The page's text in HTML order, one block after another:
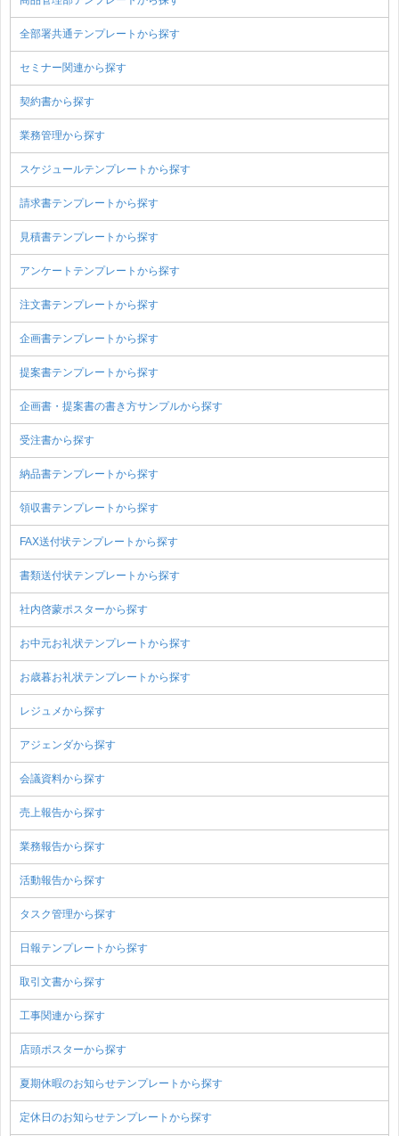
全部署共通テンプレートから探す
セミナー関連から探す
契約書から探す
業務管理から探す
スケジュールテンプレートから探す
請求書テンプレートから探す
見積書テンプレートから探す
アンケートテンプレートから探す
注文書テンプレートから探す
企画書テンプレートから探す
提案書テンプレートから探す
企画書・提案書の書き方サンプルから探す
受注書から探す
納品書テンプレートから探す
領収書テンプレートから探す
FAX送付状テンプレートから探す
書類送付状テンプレートから探す
社内啓蒙ポスターから探す
お中元お礼状テンプレートから探す
お歳暮お礼状テンプレートから探す
レジュメから探す
アジェンダから探す
会議資料から探す
売上報告から探す
業務報告から探す
活動報告から探す
タスク管理から探す
日報テンプレートから探す
取引文書から探す
工事関連から探す
店頭ポスターから探す
夏期休暇のお知らせテンプレートから探す
定休日のお知らせテンプレートから探す